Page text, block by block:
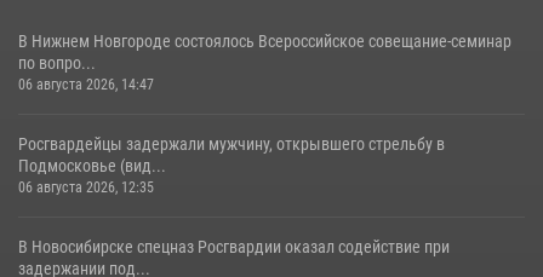
В Нижнем Новгороде состоялось Всероссийское совещание-семинар
по вопро...
06 августа 2026, 14:47
Росгвардейцы задержали мужчину, открывшего стрельбу в
Подмосковье (вид...
06 августа 2026, 12:35
В Новосибирске спецназ Росгвардии оказал содействие при
задержании под...